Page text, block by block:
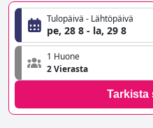
Tulopäivä - Lähtöpäivä
pe, 28 8 - la, 29 8
1 Huone
2 Vierasta
Tarkista